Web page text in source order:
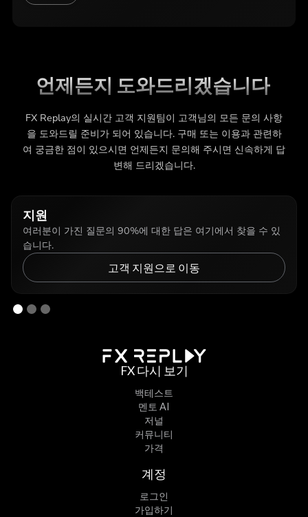
언제든지 도와드리겠습니다
FX Replay의 실시간 고객 지원팀이 고객님의 모든 문의 사항
을 도와드릴 준비가 되어 있습니다. 구매 또는 이용과 관련하
여 궁금한 점이 있으시면 언제든지 문의해 주시면 신속하게 답
변해 드리겠습니다.
지원
여러분이 가진 질문의 90%에 대한 답은 여기에서 찾을 수 있
습니다.
고객 지원으로 이동
FX 다시 보기
백테스트
멘토 AI
저널
커뮤니티
가격
계정
로그인
가입하기